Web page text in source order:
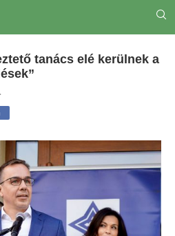
tanács elé kerülnek a